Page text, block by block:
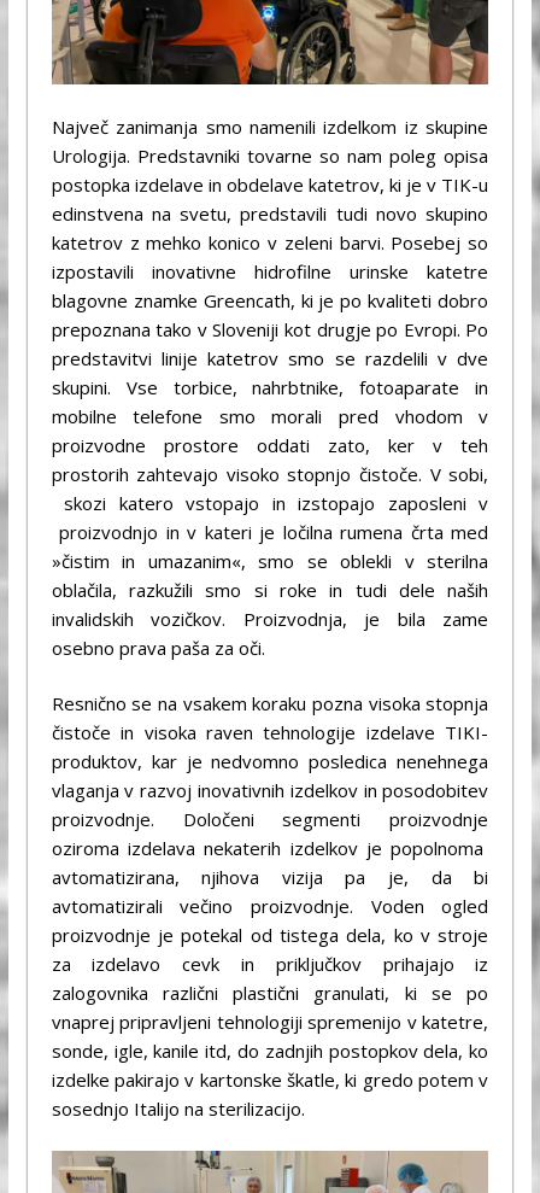
Največ zanimanja smo namenili izdelkom iz skupine
Urologija. Predstavniki tovarne so nam poleg opisa
postopka izdelave in obdelave katetrov, ki je v TIK-u
edinstvena na svetu, predstavili tudi novo skupino
katetrov z mehko konico v zeleni barvi. Posebej so
izpostavili inovativne hidrofilne urinske katetre
blagovne znamke Greencath, ki je po kvaliteti dobro
prepoznana tako v Sloveniji kot drugje po Evropi. Po
predstavitvi linije katetrov smo se razdelili v dve
skupini. Vse torbice, nahrbtnike, fotoaparate in
mobilne telefone smo morali pred vhodom v
proizvodne prostore oddati zato, ker v teh
prostorih zahtevajo visoko stopnjo čistoče. V sobi,
skozi katero vstopajo in izstopajo zaposleni v
proizvodnjo in v kateri je ločilna rumena črta med
»čistim in umazanim«, smo se oblekli v sterilna
oblačila, razkužili smo si roke in tudi dele naših
invalidskih vozičkov. Proizvodnja, je bila zame
osebno prava paša za oči.
Resnično se na vsakem koraku pozna visoka stopnja
čistoče in visoka raven tehnologije izdelave TIKI-
produktov, kar je nedvomno posledica nenehnega
vlaganja v razvoj inovativnih izdelkov in posodobitev
proizvodnje. Določeni segmenti proizvodnje
oziroma izdelava nekaterih izdelkov je popolnoma
avtomatizirana, njihova vizija pa je, da bi
avtomatizirali večino proizvodnje. Voden ogled
proizvodnje je potekal od tistega dela, ko v stroje
za izdelavo cevk in priključkov prihajajo iz
zalogovnika različni plastični granulati, ki se po
vnaprej pripravljeni tehnologiji spremenijo v katetre,
sonde, igle, kanile itd, do zadnjih postopkov dela, ko
izdelke pakirajo v kartonske škatle, ki gredo potem v
sosednjo Italijo na sterilizacijo.